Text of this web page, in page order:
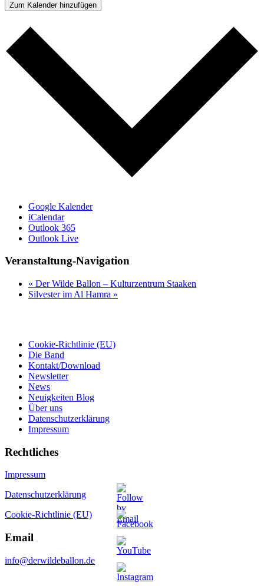
Zum Kalender hinzufügen
Google Kalender
iCalendar
Outlook 365
Outlook Live
Veranstaltung-Navigation
« Der Wilde Ballon – Kulturzentrum Staaken
Silvester im Al Hamra »
Cookie-Richtlinie (EU)
Die Band
Kontakt/Download
Newsletter
News
Neuigkeiten Blog
Über uns
Datenschutzerklärung
Impressum
Rechtliches
Impressum
Datenschutzerklärung
Cookie-Richtlinie (EU)
Email
info@derwildeballon.de